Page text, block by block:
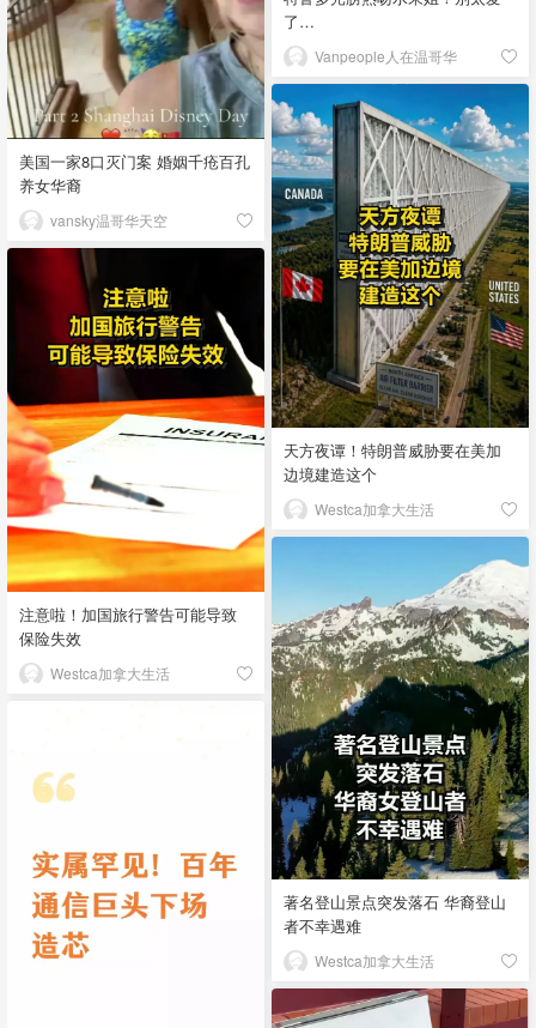
了…
Vanpeople人在温哥华
美国一家8口灭门案 婚姻千疮百孔
养女华裔
vansky温哥华天空
天方夜谭！特朗普威胁要在美加
边境建造这个
Westca加拿大生活
注意啦！加国旅行警告可能导致
保险失效
Westca加拿大生活
著名登山景点突发落石 华裔登山
者不幸遇难
Westca加拿大生活